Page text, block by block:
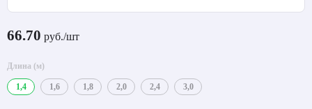
66.70 руб./шт
Длина (м)
1,4 1,6 1,8 2,0 2,4 3,0